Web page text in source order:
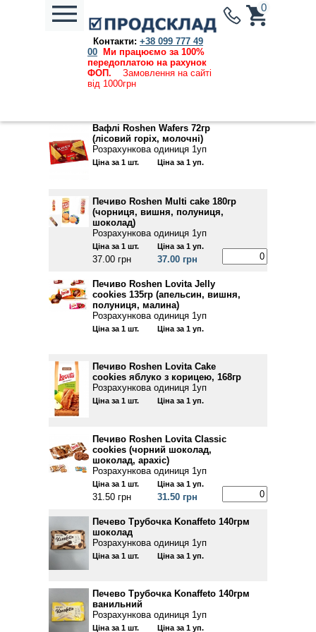
Контакти: +38 099 777 49
00
Ми працюємо за 100%
передоплатою на рахунок
ФОП. Замовлення на сайті
від 1000грн
0
Каталог продукции→ Кондитерські вироби
Ціни, вказані на сайті, дійсні та актуальні на
09.08.2026
Вафлі Roshen Wafers 72гр
(лісовий горіх, молочні)
Розрахункова одиниця 1уп
Ціна за 1 шт. Ціна за 1 уп.
Печиво Roshen Multi cake 180гр
(чорниця, вишня, полуниця,
шоколад)
Розрахункова одиниця 1уп
Ціна за 1 шт.
37.00 грн
Ціна за 1 уп.
37.00 грн
Печиво Roshen Lovita Jelly
cookies 135гр (апельсин, вишня,
полуниця, малина)
Розрахункова одиниця 1уп
Ціна за 1 шт. Ціна за 1 уп.
Печиво Roshen Lovita Cake
cookies яблуко з корицею, 168гр
Розрахункова одиниця 1уп
Ціна за 1 шт. Ціна за 1 уп.
Печиво Roshen Lovita Classic
cookies (чорний шоколад,
шоколад, арахіс)
Розрахункова одиниця 1уп
Ціна за 1 шт.
31.50 грн
Ціна за 1 уп.
31.50 грн
Печево Трубочка Konaffeto 140грм
шоколад
Розрахункова одиниця 1уп
Ціна за 1 шт. Ціна за 1 уп.
Печево Трубочка Konaffeto 140грм
ванильний
Розрахункова одиниця 1уп
Ціна за 1 шт. Ціна за 1 уп.